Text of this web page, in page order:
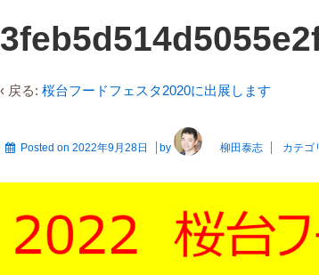
‹ 戻る: 桜台フードフェスタ2020に出展します
Posted on 2022年9月28日 by 柳田泰志 カテゴ